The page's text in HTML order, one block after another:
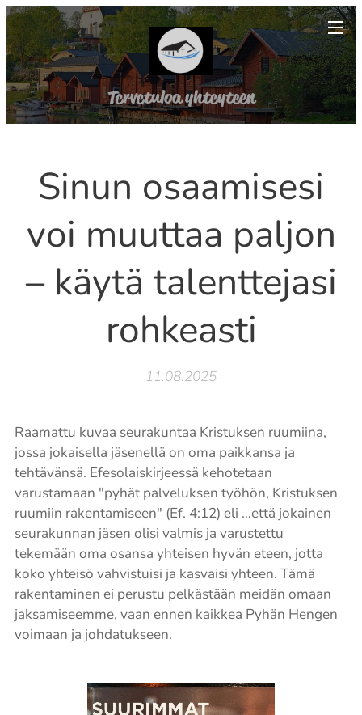
Tervetuloa yhteyteen
Sinun osaamisesi
voi muuttaa paljon
– käytä talenttejasi
rohkeasti
11.08.2025
Raamattu kuvaa seurakuntaa Kristuksen ruumiina,
jossa jokaisella jäsenellä on oma paikkansa ja
tehtävänsä. Efesolaiskirjeessä kehotetaan
varustamaan "pyhät palveluksen työhön, Kristuksen
ruumiin rakentamiseen" (Ef. 4:12) eli …että jokainen
seurakunnan jäsen olisi valmis ja varustettu
tekemään oma osansa yhteisen hyvän eteen, jotta
koko yhteisö vahvistuisi ja kasvaisi yhteen. Tämä
rakentaminen ei perustu pelkästään meidän omaan
jaksamiseemme, vaan ennen kaikkea Pyhän Hengen
voimaan ja johdatukseen.